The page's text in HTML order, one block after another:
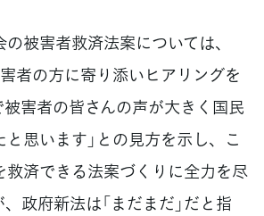
被害者救済法案については、
者の方に寄り添いヒアリングを
害者の皆さんの声が大きく国民
思います」との見方を示し、こ
救済できる法案づくりに全力を尽
政府新法は「まだまだ」だと指